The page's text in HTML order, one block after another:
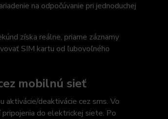
na odpočúvanie pri jednoduchej
získa reálne, priame záznamy
SIM kartu od ľubovoľného
mobilnú sieť
aktivácie/deaktivácie cez sms. Vo
do elektrickej siete. Po